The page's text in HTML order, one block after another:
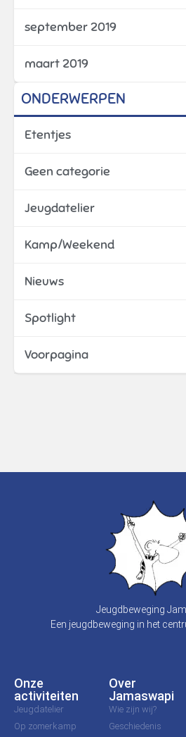
september 2019
maart 2019
ONDERWERPEN
Etentjes
Geen categorie
Jeugdatelier
Kamp/Weekend
Nieuws
Spotlight
Voorpagina
Jeugdbeweging
Een jeugdbeweging in het
Onze
activiteiten
Jeugdatelier
Op zomerkamp
Over
Jamaswapi
Wie zijn wij?
Geschiedenis